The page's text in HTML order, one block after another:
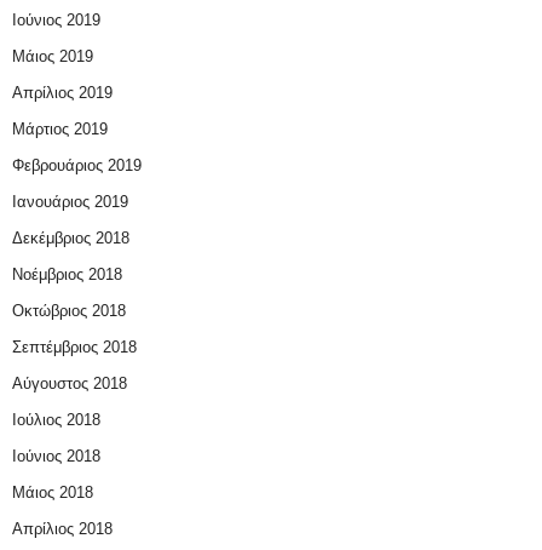
Ιούνιος 2019
Μάιος 2019
Απρίλιος 2019
Μάρτιος 2019
Φεβρουάριος 2019
Ιανουάριος 2019
Δεκέμβριος 2018
Νοέμβριος 2018
Οκτώβριος 2018
Σεπτέμβριος 2018
Αύγουστος 2018
Ιούλιος 2018
Ιούνιος 2018
Μάιος 2018
Απρίλιος 2018